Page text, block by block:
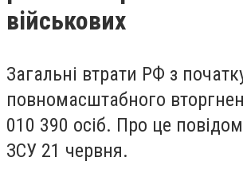
військових
Загальні втрати РФ з
повномасштабного
010 390 осіб. Про це
ЗСУ 21 червня.